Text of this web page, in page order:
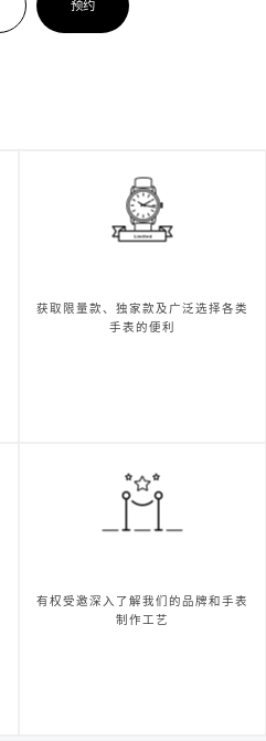
预约
获取限量款、独家款及广泛选择各类
手表的便利
有权受邀深入了解我们的品牌和手表
制作工艺